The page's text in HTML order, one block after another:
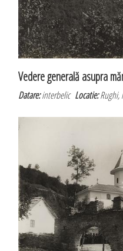
Vedere generală asupra
Datare:interbelicLocatie:Rughi,